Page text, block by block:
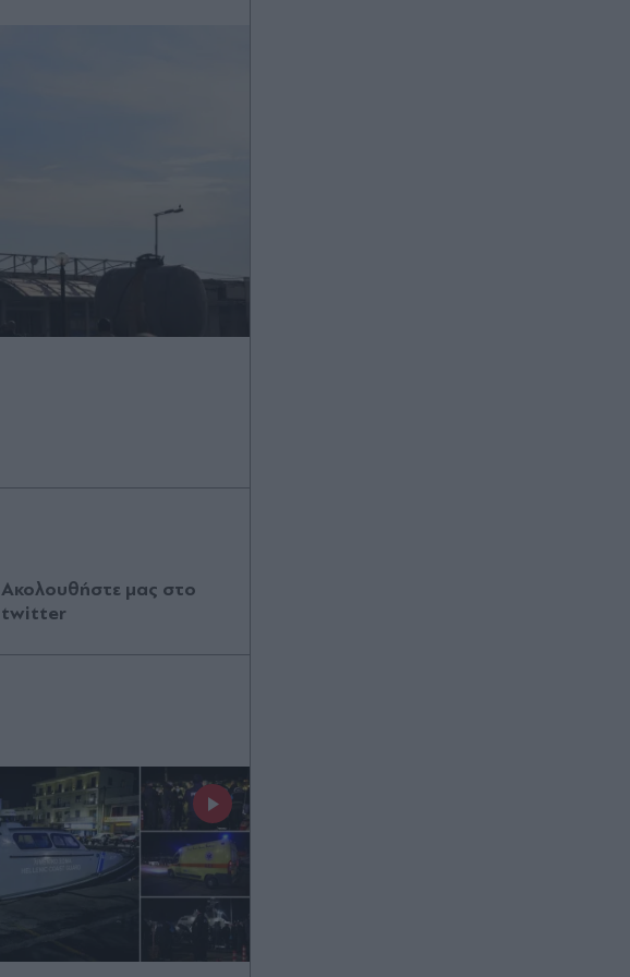
Ακολουθήστε μας στο
twitter